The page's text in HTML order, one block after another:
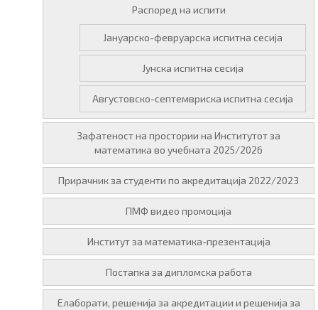
Распоред на испити
Јануарско-февруарска испитна сесија
Јунска испитна сесија
Августовско-септемвриска испитна сесија
Зафатеност на простории на Институтот за
математика во учебната 2025/2026
Прирачник за студенти по акредитација 2022/2023
ПМФ видео промоција
Институт за математика-презентација
Постапка за дипломска работа
Елаборати, решенија за акредитации и решенија за